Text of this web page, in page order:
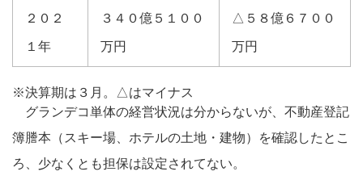
２０２
１年
３４０億５１００
万円
△５８億６７００
万円
※決算期は３月。△はマイナス
グランデコ単体の経営状況は分からないが、不動産登記
簿謄本（スキー場、ホテルの土地・建物）を確認したとこ
ろ、少なくとも担保は設定されてない。